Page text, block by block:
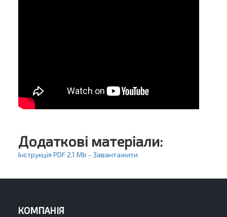
Додаткові матеріали:
Інструкція PDF 2.1 Mb - Завантажити
КОМПАНІЯ